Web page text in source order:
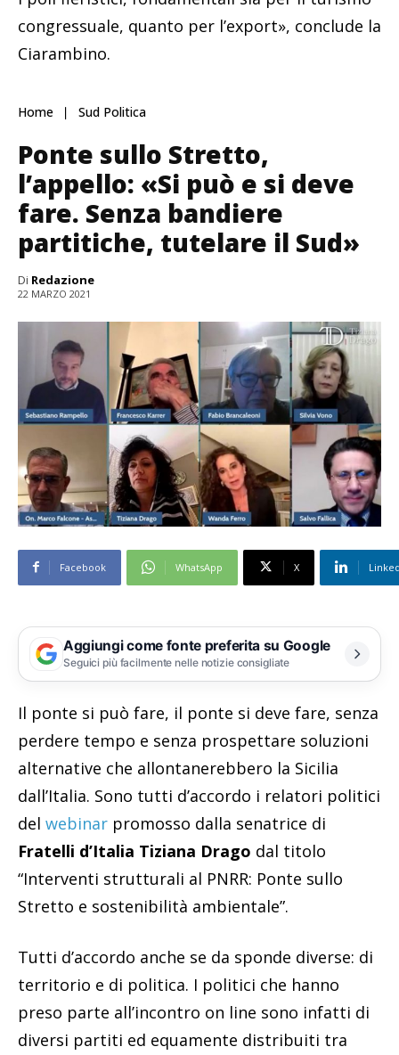
congressuale, quanto per l’export», conclude la
Ciarambino.
Home Sud Politica
Ponte sullo Stretto,
l’appello: «Si può e si deve
fare. Senza bandiere
partitiche, tutelare il Sud»
Di Redazione
22 MARZO 2021
Facebook WhatsApp X
Aggiungi come fonte preferita su Google
Seguici più facilmente nelle notizie consigliate
Il ponte si può fare, il ponte si deve fare, senza
perdere tempo e senza prospettare soluzioni
alternative che allontanerebbero la Sicilia
dall’Italia. Sono tutti d’accordo i relatori politici
del webinar promosso dalla senatrice di
Fratelli d’Italia Tiziana Drago dal titolo
“Interventi strutturali al PNRR: Ponte sullo
Stretto e sostenibilità ambientale”.
Tutti d’accordo anche se da sponde diverse: di
territorio e di politica. I politici che hanno
preso parte all’incontro on line sono infatti di
diversi partiti ed equamente distribuiti tra